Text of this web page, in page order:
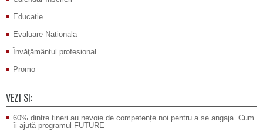
Educatie
Evaluare Nationala
Învăţământul profesional
Promo
VEZI SI:
60% dintre tineri au nevoie de competențe noi pentru a se angaja. Cum
îi ajută programul FUTURE